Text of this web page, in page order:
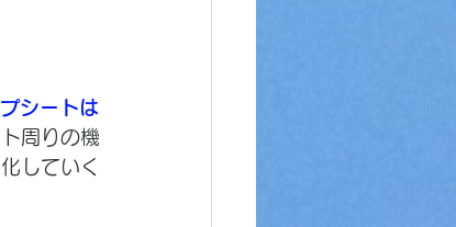
シートは
周りの機
していく